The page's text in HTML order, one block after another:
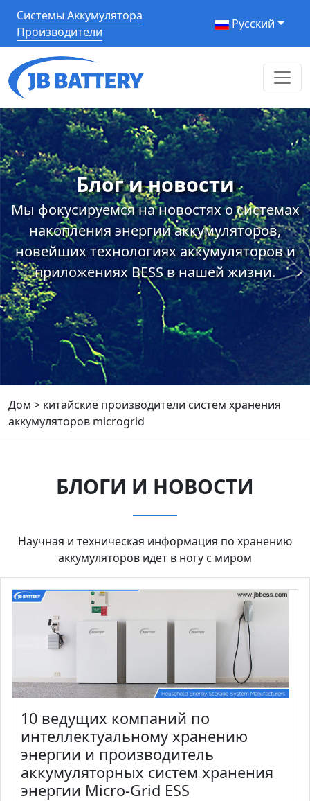
Системы Аккумулятора
Производители
Pусский
Блог и новости
Мы фокусируемся на новостях о системах
накопления энергии аккумуляторов,
новейших технологиях аккумуляторов и
приложениях BESS в нашей жизни.
Дом > китайские производители систем хранения
аккумуляторов microgrid
БЛОГИ И НОВОСТИ
Научная и техническая информация по хранению
аккумуляторов идет в ногу с миром
10 ведущих компаний по
интеллектуальному хранению
энергии и производитель
аккумуляторных систем хранения
энергии Micro-Grid ESS